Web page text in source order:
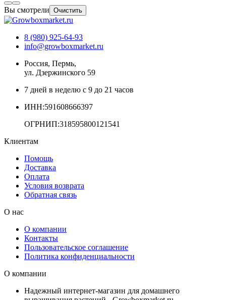
Вы смотрели Очистить
8 (980) 925-64-93
info@growboxmarket.ru
Россия, Пермь,
ул. Дзержинского 59
7 дней в неделю с 9 до 21 часов
ИНН:591608666397
ОГРНИП:318595800121541
Клиентам
Помощь
Доставка
Оплата
Условия возврата
Обратная связь
О нас
О компании
Контакты
Пользовательское соглашение
Политика конфиденциальности
О компании
Надежный интернет-магазин для домашнего